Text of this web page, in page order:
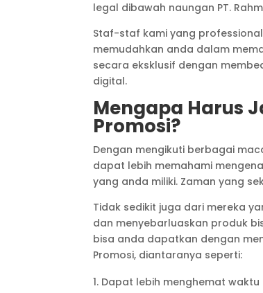
legal dibawah naungan PT.
Staf-staf kami yang
memudahkan anda dalam
secara eksklusif dengan
digital.
Mengapa Harus
Promosi?
Dengan mengikuti berbagai
dapat lebih memahami
yang anda miliki. Zaman yang
Tidak sedikit juga dari mereka
dan menyebarluaskan produk
bisa anda dapatkan dengan
Promosi, diantaranya seperti:
Dapat lebih menghemat